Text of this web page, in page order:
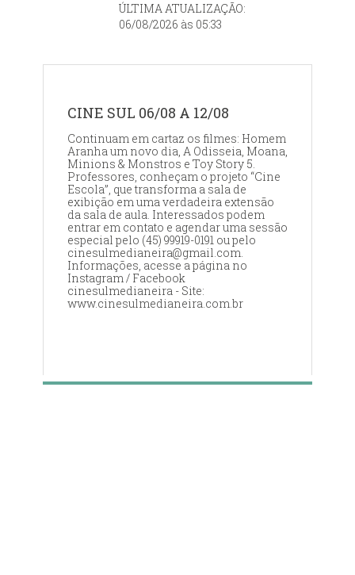
ÚLTIMA ATUALIZAÇÃO:
06/08/2026 às 05:33
CINE SUL 06/08 A 12/08
Continuam em cartaz os filmes: Homem
Aranha um novo dia, A Odisseia, Moana,
Minions & Monstros e Toy Story 5.
Professores, conheçam o projeto “Cine
Escola”, que transforma a sala de
exibição em uma verdadeira extensão
da sala de aula. Interessados podem
entrar em contato e agendar uma sessão
especial pelo (45) 99919-0191 ou pelo
cinesulmedianeira@gmail.com.
Informações, acesse a página no
Instagram / Facebook
cinesulmedianeira - Site:
www.cinesulmedianeira.com.br